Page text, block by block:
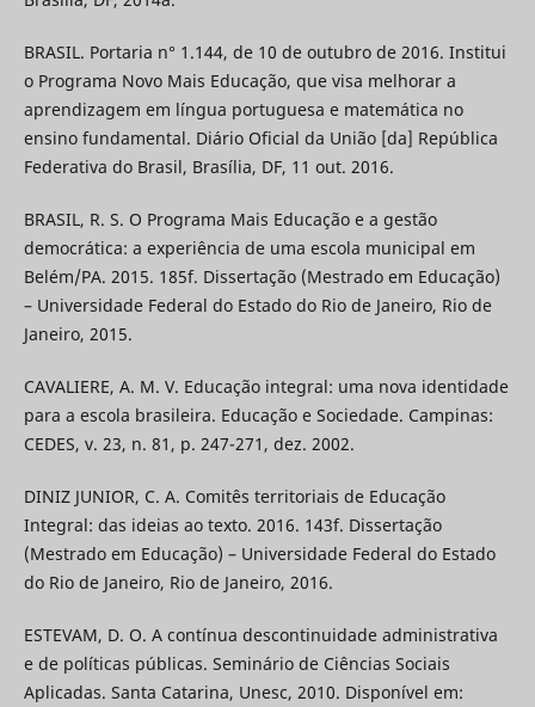
BRASIL. Portaria n° 1.144, de 10 de outubro de 2016. Institui
o Programa Novo Mais Educação, que visa melhorar a
aprendizagem em língua portuguesa e matemática no
ensino fundamental. Diário Oficial da União [da] República
Federativa do Brasil, Brasília, DF, 11 out. 2016.
BRASIL, R. S. O Programa Mais Educação e a gestão
democrática: a experiência de uma escola municipal em
Belém/PA. 2015. 185f. Dissertação (Mestrado em Educação)
– Universidade Federal do Estado do Rio de Janeiro, Rio de
Janeiro, 2015.
CAVALIERE, A. M. V. Educação integral: uma nova identidade
para a escola brasileira. Educação e Sociedade. Campinas:
CEDES, v. 23, n. 81, p. 247-271, dez. 2002.
DINIZ JUNIOR, C. A. Comitês territoriais de Educação
Integral: das ideias ao texto. 2016. 143f. Dissertação
(Mestrado em Educação) – Universidade Federal do Estado
do Rio de Janeiro, Rio de Janeiro, 2016.
ESTEVAM, D. O. A contínua descontinuidade administrativa
e de políticas públicas. Seminário de Ciências Sociais
Aplicadas. Santa Catarina, Unesc, 2010. Disponível em: